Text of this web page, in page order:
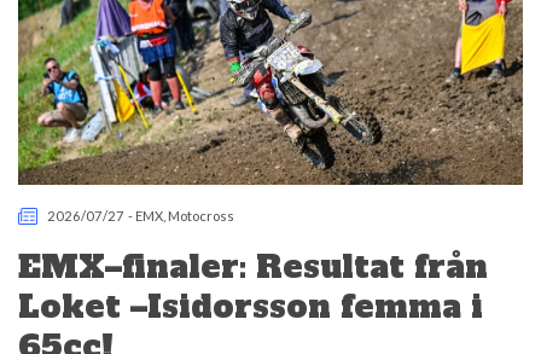
2026/07/27 - EMX Motocross
EMX–finaler: Resultat från
Loket –Isidorsson femma i